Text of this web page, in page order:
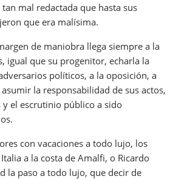
mal redactada que hasta sus
que era malísima.
de maniobra llega siempre a la
igual que su progenitor, echarla la
políticos, a la oposición, a
la responsabilidad de sus actos,
y el escrutinio público a sido
con vacaciones a todo lujo, los
a la costa de Amalfi, o Ricardo
la paso a todo lujo, que decir de